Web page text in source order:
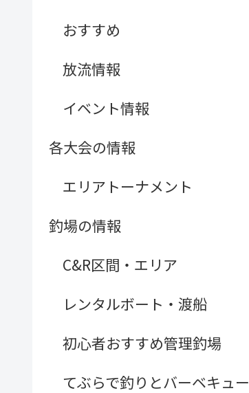
おすすめ
放流情報
イベント情報
各大会の情報
エリアトーナメント
釣場の情報
C&R区間・エリア
レンタルボート・渡船
初心者おすすめ管理釣場
てぶらで釣りとバーベキュー